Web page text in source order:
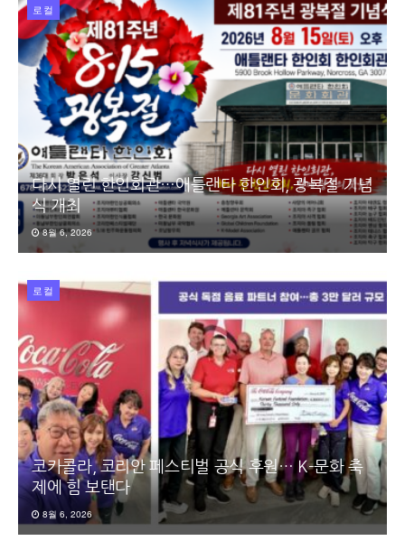
로컬
다시 열린 한인회관…애틀랜타 한인회, 광복절 기념
식 개최
8월 6, 2026
로컬
코카콜라, 코리안 페스티벌 공식 후원… K-문화 축
제에 힘 보탠다
8월 6, 2026